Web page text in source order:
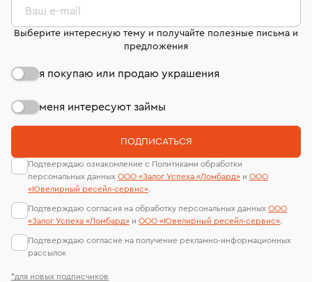
странице«Возврат украшений»
*для новых подписчиков
Ваш e-mail
Выберите интересную тему и получайте полезные письма и
предложения
я покупаю или продаю украшения
меня интересуют займы
ПОДПИСАТЬСЯ
Подтверждаю ознакомление с Политиками обработки
персональных данных ООО «Залог Успеха «Ломбард» и ООО
«Ювелирный ресейл-сервиc».
Подтверждаю согласия на обработку персональных данных ООО
«Залог Успеха «Ломбард» и ООО «Ювелирный ресейл-сервиc».
Подтверждаю согласие на получение рекламно-информационных
рассылок